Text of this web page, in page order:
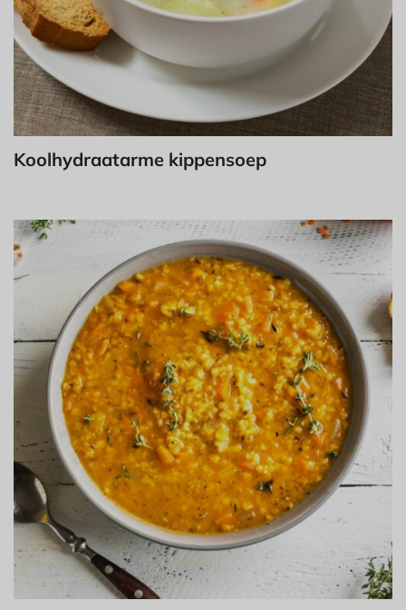
Koolhydraatarme kippensoep